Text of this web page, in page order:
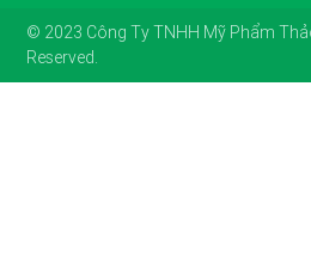
© 2023 Công Ty TNHH Mỹ Phẩm
Reserved.